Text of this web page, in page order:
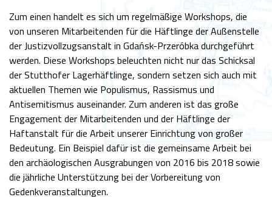
Zum einen handelt es sich um regelmäßige Workshops, die
von unseren Mitarbeitenden für die Häftlinge der Außenstelle
der Justizvollzugsanstalt in Gdańsk-Przeróbka durchgeführt
werden. Diese Workshops beleuchten nicht nur das Schicksal
der Stutthofer Lagerhäftlinge, sondern setzen sich auch mit
aktuellen Themen wie Populismus, Rassismus und
Antisemitismus auseinander. Zum anderen ist das große
Engagement der Mitarbeitenden und der Häftlinge der
Haftanstalt für die Arbeit unserer Einrichtung von großer
Bedeutung. Ein Beispiel dafür ist die gemeinsame Arbeit bei
den archäologischen Ausgrabungen von 2016 bis 2018 sowie
die jährliche Unterstützung bei der Vorbereitung von
Gedenkveranstaltungen.